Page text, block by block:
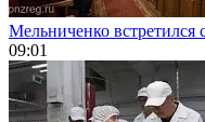
Мельниченко встретился
09:01